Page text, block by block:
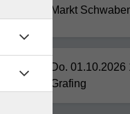
Markt
Do. 01.10.2026
Grafing